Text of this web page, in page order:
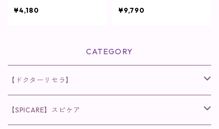
¥4,180
¥9,790
CATEGORY
【ドクターリセラ】
◉AQUA VENUS
【SPICARE】スピケア